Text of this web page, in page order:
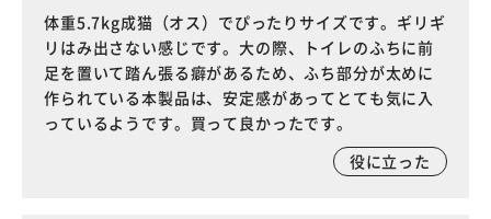
体重5.7kg成猫（オス）でぴったりサイズです。ギリギ
リはみ出さない感じです。大の際、トイレのふちに前
足を置いて踏ん張る癖があるため、ふち部分が太めに
作られている本製品は、安定感があってとても気に入
っているようです。買って良かったです。
役に立った